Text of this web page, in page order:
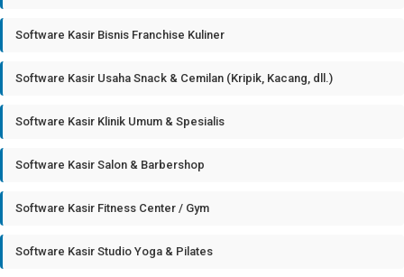
Software Kasir Bisnis Franchise Kuliner
Software Kasir Usaha Snack & Cemilan (Kripik, Kacang, dll.)
Software Kasir Klinik Umum & Spesialis
Software Kasir Salon & Barbershop
Software Kasir Fitness Center / Gym
Software Kasir Studio Yoga & Pilates